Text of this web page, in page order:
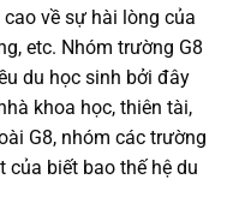
về sự hài lòng của
etc. Nhóm trường G8
du học sinh bởi đây
khoa học, thiên tài,
G8, nhóm các trường
biết bao thế hệ du